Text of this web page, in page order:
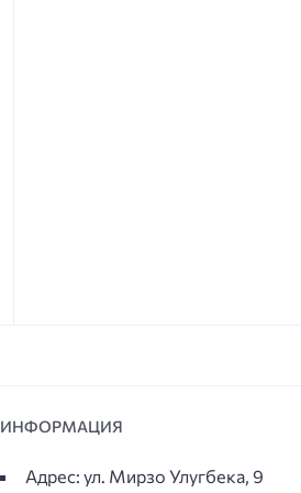
ИНФОРМАЦИЯ
Адрес: ул. Мирзо Улугбека, 9